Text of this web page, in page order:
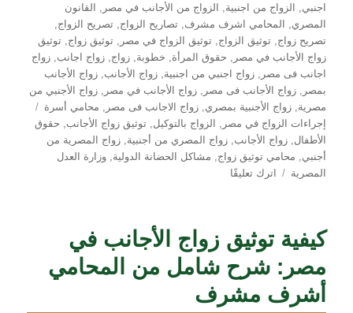
اجنبي
الزواج من اجنبية الزواج من الأجانب في مصر
القانون
المصري
المحامي اشرف مشرف ,تصاريح الزواج ,تصريح الزواج
تصريح زواج ,توثيق الزواج ,توثيق الزواج في مصر ,توثيق زواج ,توثيق
زواج الأجانب في مصر
حقوق المرأة خطوبة ,زواج ,زواج اجانب ,زواج
اجانب فى مصر
,زواج اجنبي من اجنبية ,زواج الأجانب ,زواج الأجانب
بمصر
,زواج الأجانب فى مصر ,زواج الأجانب في مصر ,زواج الأجنبي من
مصرية ,زواج الأجنبية بمصري ,زواج الاجانب فى مصر محامي أسرة
إجراءات الزواج في مصر
الزواج بالتوكيل ,توثيق زواج الأجانب
حقوق
الأطفال ,زواج الأجانب ,زواج المصري من أجنبية ,زواج المصرية من
أجنبي
محامي توثيق زواج مشاكل الحضانة الدولية ,وزارة العدل
المصرية
اترك تعليقًا
معرفته
عن
زواج
الأجانب
في
كيفية توثيق زواج الأجانب في
مصر: شرح شامل من المحامي
أشرف مشرف